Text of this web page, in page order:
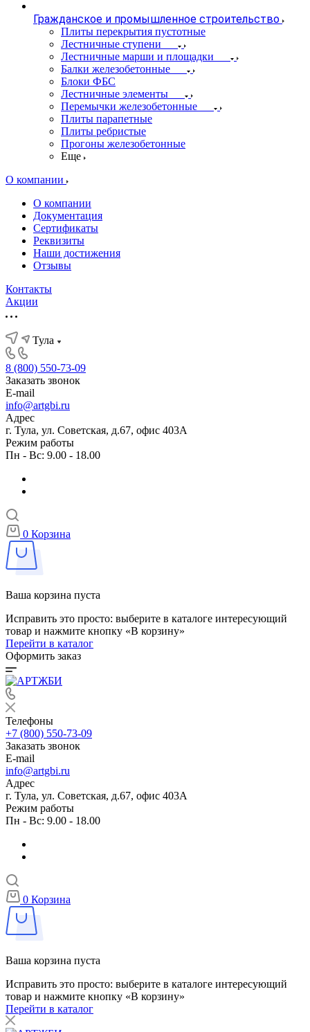
Гражданское и промышленное строительство
Плиты перекрытия пустотные
Лестничные ступени
Лестничные марши и площадки
Балки железобетонные
Блоки ФБС
Лестничные элементы
Перемычки железобетонные
Плиты парапетные
Плиты ребристые
Прогоны железобетонные
Еще
О компании
О компании
Документация
Сертификаты
Реквизиты
Наши достижения
Отзывы
Контакты
Акции
Тула
8 (800) 550-73-09
Заказать звонок
E-mail
info@artgbi.ru
Адрес
г. Тула, ул. Советская, д.67, офис 403А
Режим работы
Пн - Вс: 9.00 - 18.00
0 Корзина
Ваша корзина пуста
Исправить это просто: выберите в каталоге интересующий
товар и нажмите кнопку «В корзину»
Перейти в каталог
Оформить заказ
Телефоны
+7 (800) 550-73-09
Заказать звонок
E-mail
info@artgbi.ru
Адрес
г. Тула, ул. Советская, д.67, офис 403А
Режим работы
Пн - Вс: 9.00 - 18.00
0 Корзина
Ваша корзина пуста
Исправить это просто: выберите в каталоге интересующий
товар и нажмите кнопку «В корзину»
Перейти в каталог